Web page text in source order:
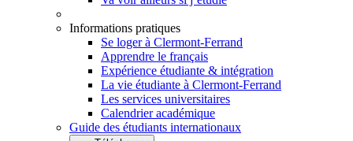
Informations pratiques
Se loger à Clermont-Ferrand
Apprendre le français
Expérience étudiante & intégration
La vie étudiante à Clermont-Ferrand
Les services universitaires
Calendrier académique
Guide des étudiants internationaux